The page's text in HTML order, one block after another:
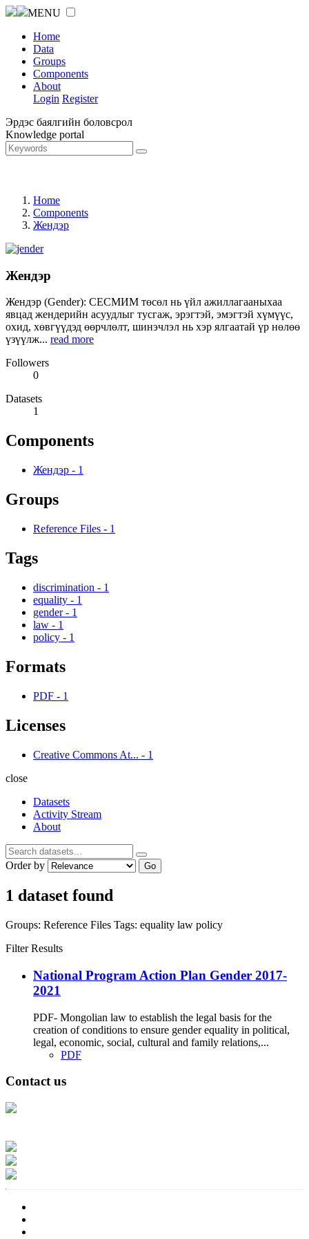
MENU
Home
Data
Groups
Components
About
Login Register
Эрдэс баялгийн боловсрол
Knowledge portal
Home
Components
Жендэр
Жендэр
Жендэр (Gender): СЕСМИМ төсөл нь үйл ажиллагааныхаа
явцад жендерийн асуудлыг тусгаж, эрэгтэй, эмэгтэй хүмүүс,
охид, хөвгүүдэд өөрчлөлт, шинэчлэл нь хэр ялгаатай үр нөлөө
үзүүлж... read more
Followers
0
Datasets
1
Components
Жендэр - 1
Groups
Reference Files - 1
Tags
discrimination - 1
equality - 1
gender - 1
law - 1
policy - 1
Formats
PDF - 1
Licenses
Creative Commons At... - 1
close
Datasets
Activity Stream
About
Order by Go
1 dataset found
Groups: Reference Files Tags: equality law policy
Filter Results
National Program Action Plan Gender 2017-
2021
PDF- Mongolian law to establish the legal basis for the
creation of conditions to ensure gender equality in political,
legal, economic, social, cultural and family relations,...
PDF
Contact us